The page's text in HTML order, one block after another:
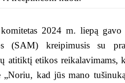
2024 m. liepą gavo
(SAM) kreipimusis su
atitiktį etikos reikalavimams,
„Noriu, kad jūs mano